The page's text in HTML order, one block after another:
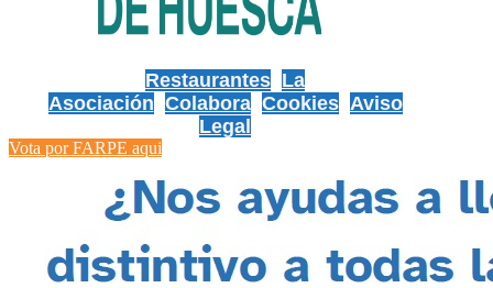
Restaurantes La
Asociación Colabora Cookies Aviso
Legal
Vota por FARPE aqui